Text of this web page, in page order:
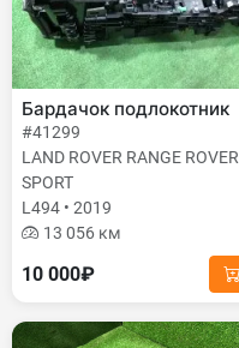
Бардачок подлокотник
#41299
LAND ROVER RANGE ROVER
SPORT
L494 • 2019
13 056 км
10 000₽